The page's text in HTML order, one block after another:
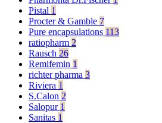
Pistal 1
Procter & Gamble 7
Pure encapsulations 113
ratiopharm 2
Rausch 26
Remifemin 1
richter pharma 3
Riviera 1
S.Calon 2
Salopur 1
Sanitas 1